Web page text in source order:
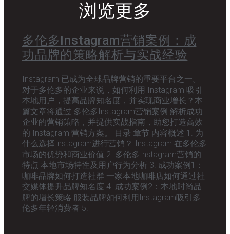
浏览更多
多伦多Instagram营销案例：成
功品牌的策略解析与实战经验
Instagram 已成为全球品牌营销的重要平台之一。
对于多伦多的企业来说，如何利用 Instagram 吸引
本地用户，提高品牌知名度，并实现商业增长？本
篇文章将通过 多伦多Instagram营销案例 解析成功
企业的营销策略，并提供实战指南，助您打造高效
的 Instagram 营销方案。 目录 章节 内容概述 1. 为
什么选择Instagram进行营销？ Instagram 在多伦多
市场的优势和商业价值 2. 多伦多Instagram营销的
特点 本地市场特性及用户行为分析 3. 成功案例1：
咖啡品牌如何打造社群 一家本地咖啡店如何通过社
交媒体提升品牌知名度 4. 成功案例2：本地时尚品
牌的增长策略 服装品牌如何利用Instagram吸引多
伦多年轻消费者 5.